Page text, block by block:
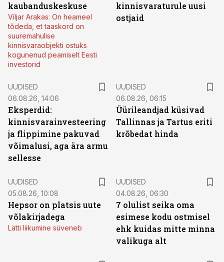
kaubanduskeskuse
Viljar Arakas: On heameel
tõdeda, et taaskord on
suuremahulise
kinnisvaraobjekti ostuks
kogunenud peamiselt Eesti
investorid
kinnisvaraturule uusi
ostjaid
UUDISED
06.08.26, 14:06
Eksperdid:
kinnisvarainvesteering
ja flippimine pakuvad
võimalusi, aga ära armu
sellesse
UUDISED
06.08.26, 06:15
Üürileandjad küsivad
Tallinnas ja Tartus eriti
krõbedat hinda
UUDISED
05.08.26, 10:08
Hepsor on platsis uute
võlakirjadega
Lätti liikumine süveneb
UUDISED
04.08.26, 06:30
7 olulist seika oma
esimese kodu ostmisel
ehk kuidas mitte minna
valikuga alt